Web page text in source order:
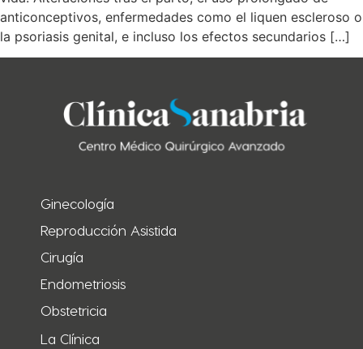
anticonceptivos, enfermedades como el liquen escleroso o
la psoriasis genital, e incluso los efectos secundarios […]
Ginecología
Reproducción Asistida
Cirugía
Endometriosis
Obstetricia
La Clínica